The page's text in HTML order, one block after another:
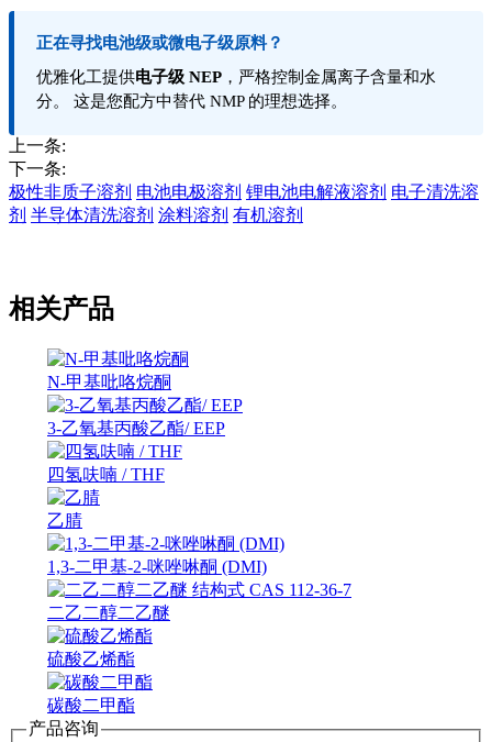
正在寻找电池级或微电子级原料？
优雅化工提供电子级 NEP ，严格控制金属离子含量和水
分。 这是您配方中替代 NMP 的理想选择。
上一条:
下一条:
极性非质子溶剂 电池电极溶剂 锂电池电解液溶剂 电子清洗溶
剂 半导体清洗溶剂 涂料溶剂 有机溶剂
相关产品
N-甲基吡咯烷酮
3-乙氧基丙酸乙酯/ EEP
四氢呋喃 / THF
乙腈
1,3-二甲基-2-咪唑啉酮 (DMI)
二乙二醇二乙醚
硫酸乙烯酯
碳酸二甲酯
产品咨询